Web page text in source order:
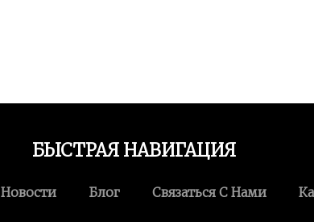
БЫСТРАЯ НАВИГАЦИЯ
Новости Блог Связаться С Нами